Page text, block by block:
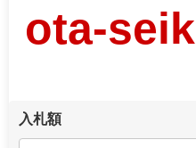
ota-
入札額